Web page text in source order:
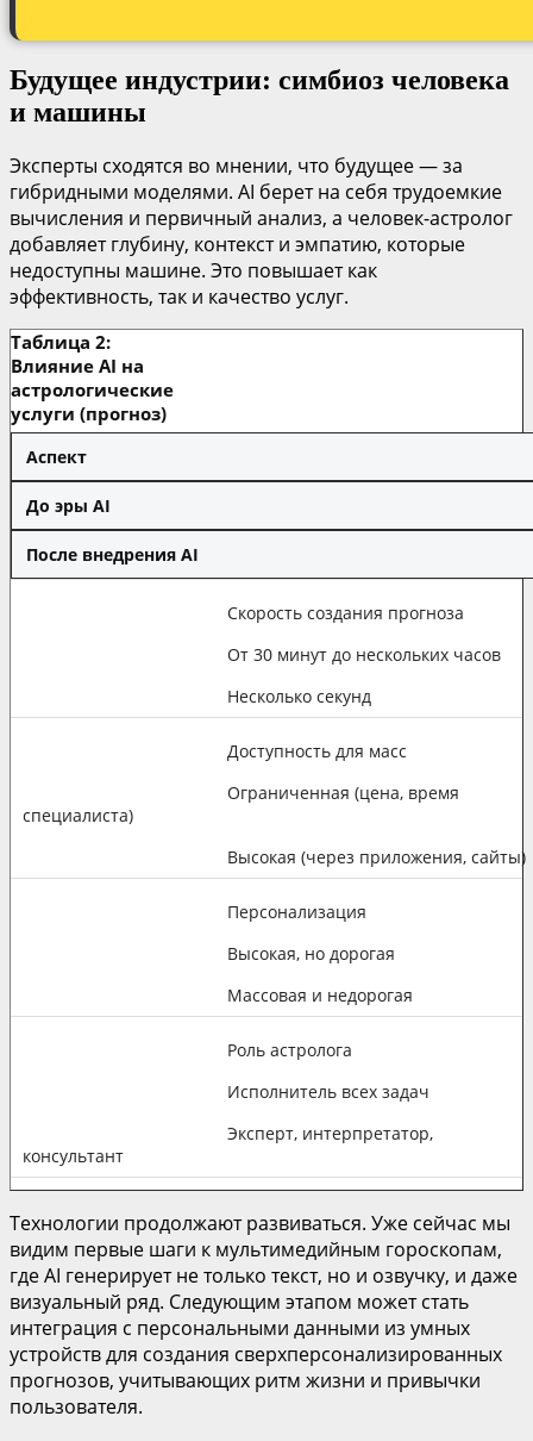
Будущее индустрии: симбиоз человека
и машины
Эксперты сходятся во мнении, что будущее — за
гибридными моделями. AI берет на себя трудоемкие
вычисления и первичный анализ, а человек-астролог
добавляет глубину, контекст и эмпатию, которые
недоступны машине. Это повышает как
эффективность, так и качество услуг.
Таблица 2:
Влияние AI на
астрологические
услуги (прогноз)
Аспект
До эры AI
После внедрения AI
Скорость создания прогноза
От 30 минут до нескольких часов
Несколько секунд
Доступность для масс
Ограниченная (цена, время
специалиста)
Высокая (через приложения, сайты)
Персонализация
Высокая, но дорогая
Массовая и недорогая
Роль астролога
Исполнитель всех задач
Эксперт, интерпретатор,
консультант
Технологии продолжают развиваться. Уже сейчас мы
видим первые шаги к мультимедийным гороскопам,
где AI генерирует не только текст, но и озвучку, и даже
визуальный ряд. Следующим этапом может стать
интеграция с персональными данными из умных
устройств для создания сверхперсонализированных
прогнозов, учитывающих ритм жизни и привычки
пользователя.